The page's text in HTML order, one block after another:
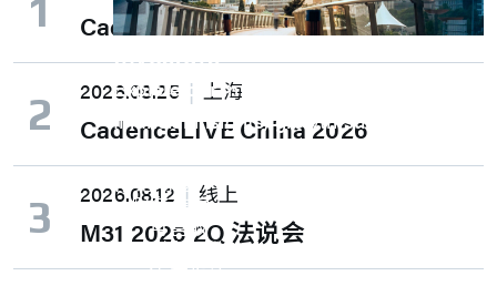
Investors
Explore our Investors page for essential
financial insights, growth strategies, and
常见问题
财务信息
月营收
财务报告
年度报告
1 CadenceLIVE Taiwan 2026
2 2026.08.25 上海
CadenceLIVE China 2026
3 2026.08.12 线上
M31 2026 2Q 法说会